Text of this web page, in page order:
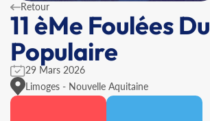
Retour
11 èMe Foulées Du
Populaire
29 Mars 2026
Limoges - Nouvelle Aquitaine